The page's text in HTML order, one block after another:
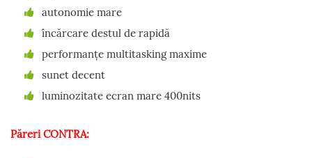
autonomie mare
încărcare destul de rapidă
performanțe multitasking maxime
sunet decent
luminozitate ecran mare 400nits
Păreri CONTRA: